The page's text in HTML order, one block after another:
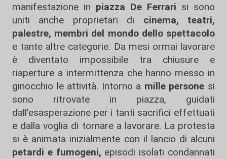
manifestazione in piazza De Ferrari si sono
uniti anche proprietari di cinema, teatri,
palestre, membri del mondo dello spettacolo
e tante altre categorie. Da mesi ormai lavorare
è diventato impossibile tra chiusure e
riaperture a intermittenza che hanno messo in
ginocchio le attività. Intorno a mille persone si
sono ritrovate in piazza, guidati
dall'esasperazione per i tanti sacrifici effettuati
e dalla voglia di tornare a lavorare. La protesta
si è animata inizialmente con il lancio di alcuni
petardi e fumogeni, episodi isolati condannati